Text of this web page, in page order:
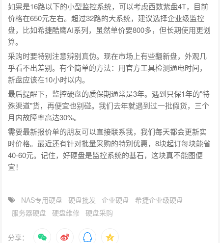
如果是16路以下的小型监控系统，可以考虑西数紫盘4T，目前
价格在650元左右。超过32路的大系统，建议选择企业级监控
盘，比如希捷酷鹰AI系列，虽然单价要800多，但长期使用更划
算。
采购时要特别注意辨别真伪。现在市场上有些翻新盘，外观几
乎看不出差别。有个简单的方法：用官方工具检测通电时间，
新盘应该在10小时以内。
最后提醒下，监控硬盘的质保期通常是3年。遇到只保1年的"特
殊渠道"货，再便宜也别碰。我们去年就遇到过一批假货，三个
月内故障率高达30%。
需要最新报价单的朋友可以直接联系我，我们每天都会更新实
时价格。最近还有针对批量采购的特别优惠，8块起订每块能省
40-60元。记住，好硬盘是监控系统的基石，这块真不能图便
宜！
NAS专用硬盘 硬盘批发 企业硬盘
希捷企业级硬盘
服务器硬盘
硬盘维修 硬盘采购
分享：